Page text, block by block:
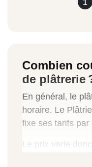
1
Combien
de plâtrerie
En général, le
horaire. Le
fixe ses tarifs par
Le prix varie